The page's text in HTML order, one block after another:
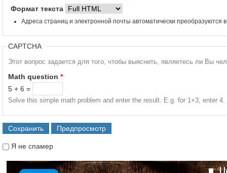
Формат текста
Адреса страниц и электронной почты автоматически преобразуются
CAPTCHA
Этот вопрос задается для того, чтобы выяснить, являетесь ли Вы
Math question *
5 + 6 =
Solve this simple math problem and enter the result. E.g. for 1+3, enter 4.
Я не спамер